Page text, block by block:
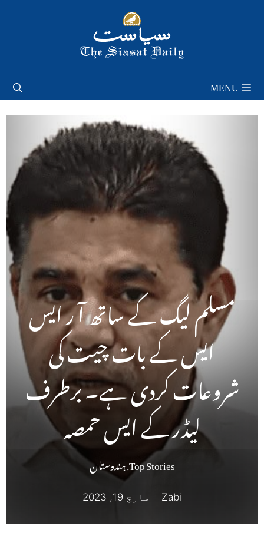
MENU
مسلم لیگ کے ساتھ آ ر ایس
ایس کے بات چیت کی
شروعات کردی ہے۔ برطرف
لیڈر کے ایس حمصہ
Top Stories
,ہندوستان
Zabi مارچ 19, 2023